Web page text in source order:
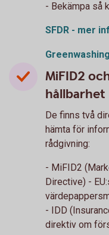
- Bekämpa så
SFDR - mer
Greenwashing
MiFID2
hållbarhet
De finns två
hämta för
rådgivning:
- MiFID2
Directive) -
- IDD
direktiv om